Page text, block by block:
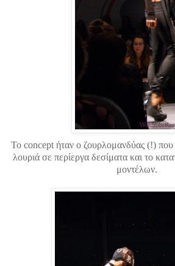
Το concept ήταν ο ζουρλομανδύας (!)
λουριά σε περίεργα δεσίματα και το
μοντέλων.